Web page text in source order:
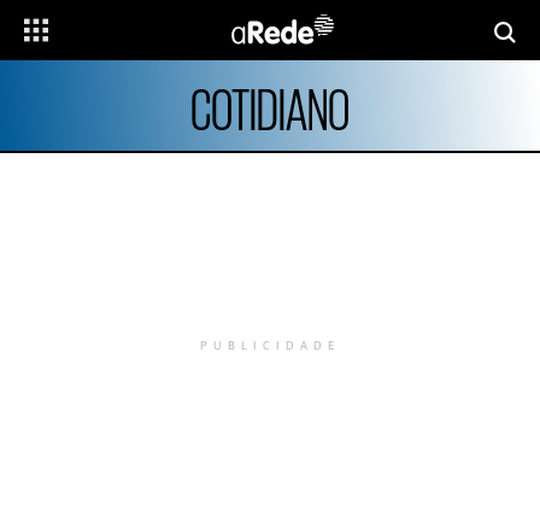
COTIDIANO
PUBLICIDADE